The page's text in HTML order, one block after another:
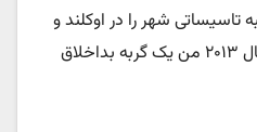
گذشته من ۱۵ جعبه تاسیساتی شهر را در اوکلند و
نیوزیلند نقاشی کرده ام. در سال ۲۰۱۳ من یک گربه بداخلاق